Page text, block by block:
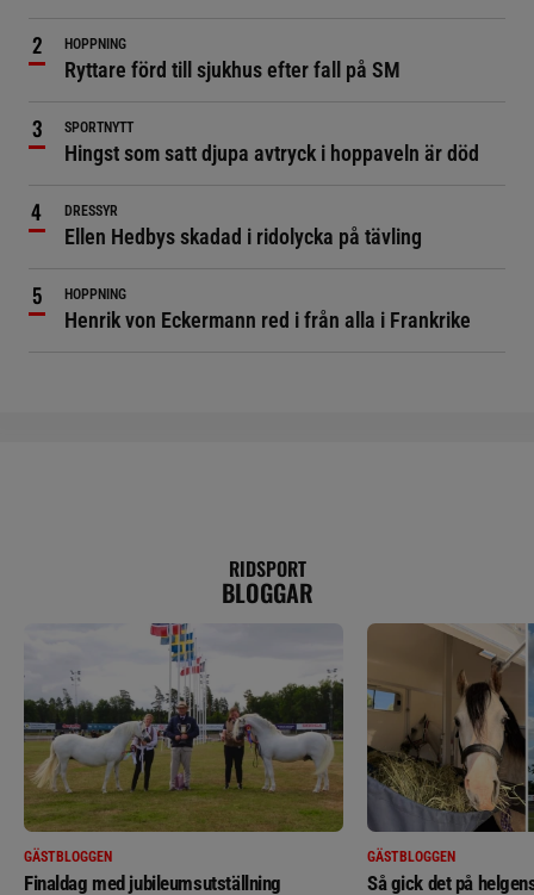
HOPPNING
Ryttare förd till sjukhus efter fall på SM
SPORTNYTT
Hingst som satt djupa avtryck i hoppaveln är död
DRESSYR
Ellen Hedbys skadad i ridolycka på tävling
HOPPNING
Henrik von Eckermann red i från alla i Frankrike
RIDSPORT
BLOGGAR
GÄSTBLOGGEN
Finaldag med jubileumsutställning
GÄSTBLOGGEN
Så gick det på